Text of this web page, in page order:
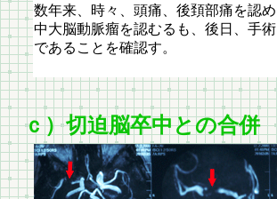
数年来、時々、頭痛、後頚部痛を認
中大脳動脈瘤を認むるも、後日、手
であることを確認す。
ｃ）切迫脳卒中との合併